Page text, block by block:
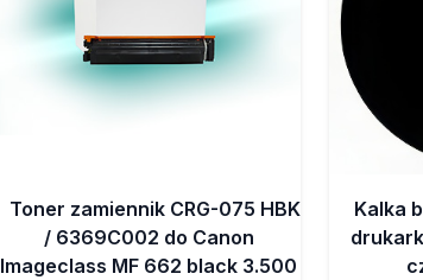
Toner zamiennik CRG-075 HBK
/ 6369C002 do Canon
Imageclass MF 662 black 3.500
Kalka